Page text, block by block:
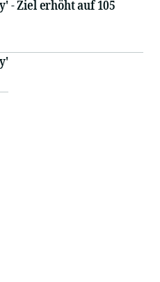
- Ziel erhöht auf 105